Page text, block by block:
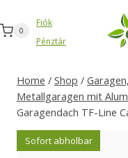
Inhalt
springen
0
Fiók
Pénztár
Home / Shop /
Metallgaragen mit
Garagendach TF-Line
Sofort abholbar